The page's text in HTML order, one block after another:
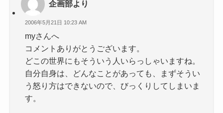
企画部より
2006年5月21日 10:23 AM
myさんへ
コメントありがとうございます。
どこの世界にもそういう人いらっしゃいますね。
自分自身は、どんなことがあっても、まずそうい
う怒り方はできないので、びっくりしてしまいま
す。